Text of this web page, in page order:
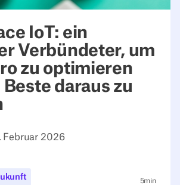
IoT: ein
Verbündeter, um
zu optimieren
Beste daraus zu
Februar 2026
5min